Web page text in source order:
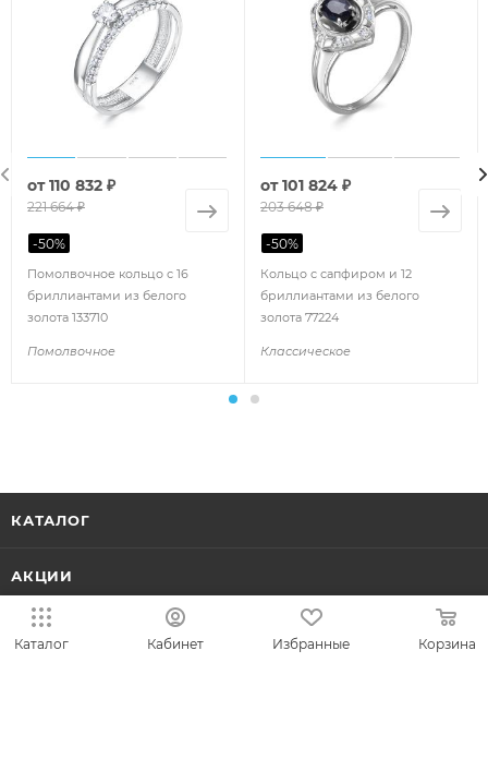
Помолвочное кольцо с 16
бриллиантами из белого
золота 133710
Помолвочное
от110 832 ₽
221 664 ₽
-50%
Кольцо с сапфиром и 12
бриллиантами из белого
золота 77224
Классическое
от101 824 ₽
203 648 ₽
-50%
КАТАЛОГ
АКЦИИ
КОЛЛЕКЦИИ
Каталог Кабинет Избранные Корзина